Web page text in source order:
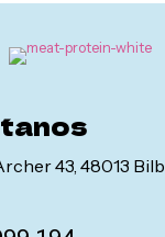
43, 48013